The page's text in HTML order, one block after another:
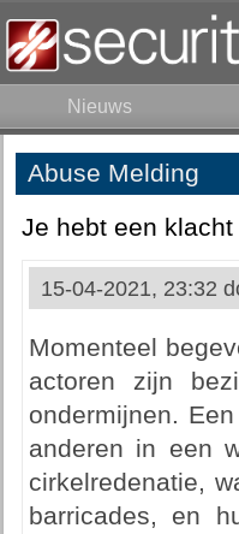
Nieuws
Abuse Melding
Je hebt een
15-04-2021, 23:32
Momenteel
actoren zijn
ondermijnen.
anderen in een
cirkelredenatie,
barricades, en